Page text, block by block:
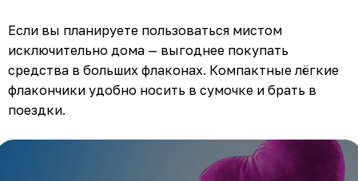
Если вы планируете пользоваться мистом
исключительно дома — выгоднее покупать
средства в больших флаконах. Компактные лёгкие
флакончики удобно носить в сумочке и брать в
поездки.